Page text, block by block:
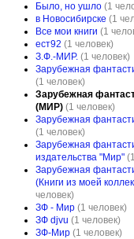
Было, но ушло (1
в Новосибирске (1
Все мои книги (1
ест92 (1 человек)
З.Ф.-МИР. (1 человек)
Зарубежная
(1 человек)
Зарубежная
(МИР) (1 человек)
Зарубежная
(1 человек)
Зарубежная
издательства "Мир"
Зарубежная
(Книги из моей
человек)
ЗФ - Мир (1 человек)
ЗФ djvu (1 человек)
ЗФ-Мир (1 человек)